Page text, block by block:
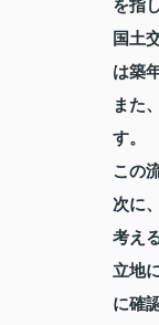
を指
国土
は築
また
す。
この
次に
考え
立地
に確